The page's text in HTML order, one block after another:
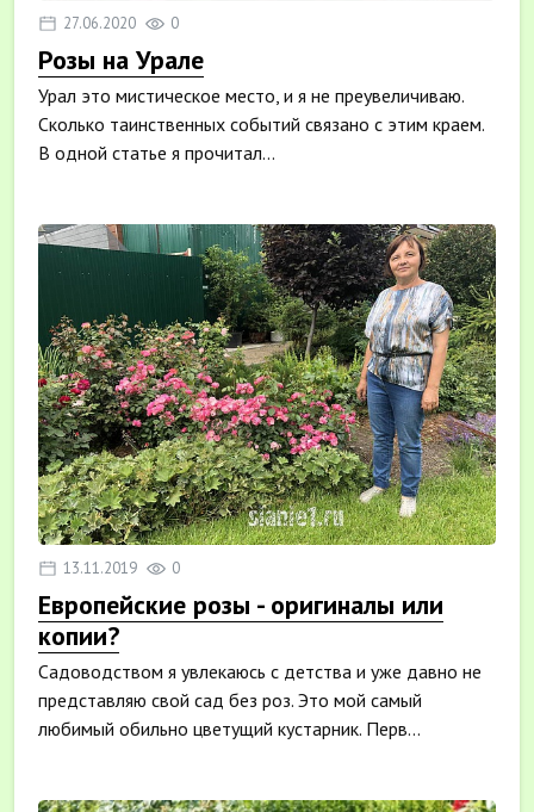
27.06.2020 0
Розы на Урале
Урал это мистическое место, и я не преувеличиваю.
Сколько таинственных событий связано с этим краем.
В одной статье я прочитал...
13.11.2019 0
Европейские розы - оригиналы или
копии?
Садоводством я увлекаюсь с детства и уже давно не
представляю свой сад без роз. Это мой самый
любимый обильно цветущий кустарник. Перв...